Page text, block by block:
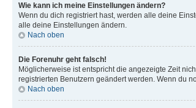
Wie kann ich meine Einstellungen ändern?
Wenn du dich registriert hast, werden alle deine
alle deine Einstellungen ändern.
Nach oben
Die Forenuhr geht falsch!
Möglicherweise ist entspricht die angezeigte Zeit
registrierten Benutzern geändert werden. Wenn du
Nach oben